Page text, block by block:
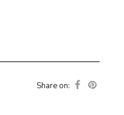
Share on: